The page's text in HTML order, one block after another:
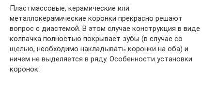
Пластмассовые, керамические или
металлокерамические коронки прекрасно решают
вопрос с диастемой. В этом случае конструкция в виде
колпачка полностью покрывает зубы (в случае со
щелью, необходимо накладывать коронки на оба) и
ничем не выделяется в ряду. Особенности установки
коронок: